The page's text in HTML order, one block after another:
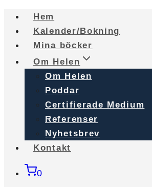
Skip
content
Hem
Kalender/Bokning
Mina böcker
Om Helen
Om Helen
Poddar
Certifierade Medium
Referenser
Nyhetsbrev
Kontakt
0